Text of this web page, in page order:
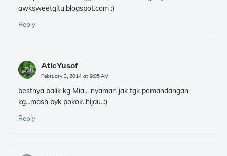
awksweetgitu.blogspot.com :)
Reply
AtieYusof
February 3, 2014 at 9:05 AM
bestnya balik kg Mia... nyaman jak tgk pemandangan
kg...mash byk pokok..hijau..:)
Reply